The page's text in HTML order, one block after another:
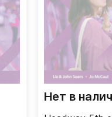
Нет в